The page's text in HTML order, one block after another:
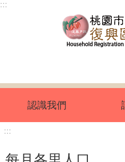
跳到主要內容區塊
:::
認識我們
:::